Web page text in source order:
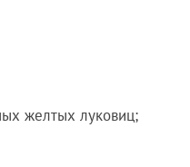
желтых луковиц;